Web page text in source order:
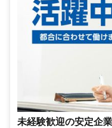
未経験歓迎の安定企